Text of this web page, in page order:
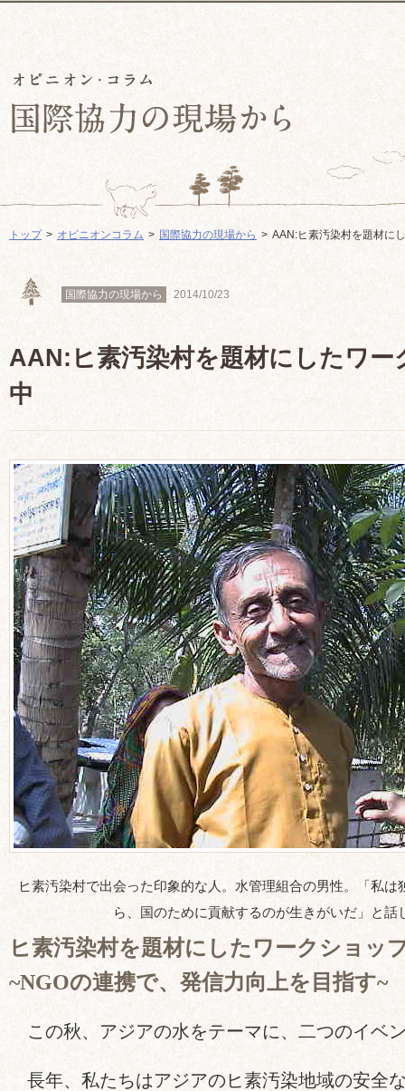
トップ オピニオンコラム 国際協力の現場から AAN:ヒ素汚染村を題材に
国際協力の現場から 2014/10/23
AAN:ヒ素汚染村を題材にしたワー
中
ヒ素汚染村で出会った印象的な人。水管理組合の男性。「私
ら、国のために貢献するのが生きがいだ」と話
ヒ素汚染村を題材にしたワークショッ
~NGOの連携で、発信力向上を目指す~
この秋、アジアの水をテーマに、二つのイベ
長年、私たちはアジアのヒ素汚染地域の安全